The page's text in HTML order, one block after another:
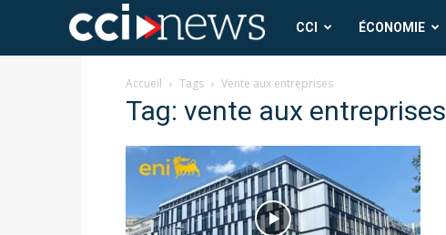
CCI
News
CCI ÉCONOMIE
Accueil Tags Vente aux entreprises
Tag: vente aux entreprises